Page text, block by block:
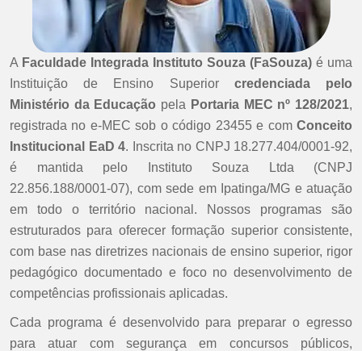
A Faculdade Integrada Instituto Souza (FaSouza) é uma
Instituição de Ensino Superior credenciada pelo
Ministério da Educação pela Portaria MEC nº 128/2021,
registrada no e-MEC sob o código 23455 e com Conceito
Institucional EaD 4. Inscrita no CNPJ 18.277.404/0001-92,
é mantida pelo Instituto Souza Ltda (CNPJ
22.856.188/0001-07), com sede em Ipatinga/MG e atuação
em todo o território nacional. Nossos programas são
estruturados para oferecer formação superior consistente,
com base nas diretrizes nacionais de ensino superior, rigor
pedagógico documentado e foco no desenvolvimento de
competências profissionais aplicadas.
Cada programa é desenvolvido para preparar o egresso
para atuar com segurança em concursos públicos,